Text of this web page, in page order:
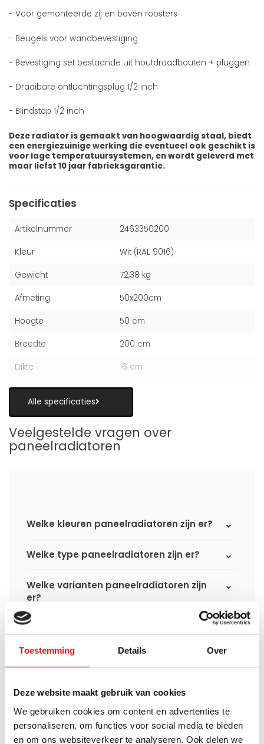
Toestemming Details Over
Deze website maakt gebruik van cookies
We gebruiken cookies om content en advertenties te
personaliseren, om functies voor social media te bieden
en om ons websiteverkeer te analyseren. Ook delen we
- Voor gemonteerde zij en boven roosters
- Beugels voor wandbevestiging
- Bevestiging set bestaande uit houtdraadbouten + pluggen
- Draaibare ontluchtingsplug 1/2 inch
- Blindstop 1/2 inch
Deze radiator is gemaakt van hoogwaardig staal, biedt
een energiezuinige werking die eventueel ook geschikt is
voor lage temperatuursystemen, en wordt geleverd met
maar liefst 10 jaar fabrieksgarantie.
Specificaties
Artikelnummer 2463350200
Kleur Wit (RAL 9016)
Gewicht 72,38 kg
Afmeting 50x200cm
Hoogte 50 cm
Breedte 200 cm
Dikte 16 cm
Alle specificaties
Veelgestelde vragen over
paneelradiatoren
Welke kleuren paneelradiatoren zijn er?
Welke type paneelradiatoren zijn er?
Welke varianten paneelradiatoren zijn
er?
Wat is het verschil tussen een
hybride paneelradiator?
6 radiator en een compact 8 radiator?
Worden er materialen voor ophanging
bij geleverd?